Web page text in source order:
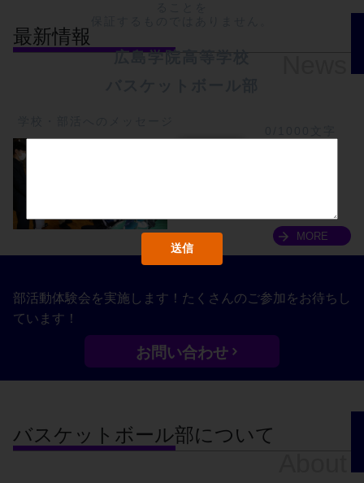
広島学院高等学校
最新情報
MORE
部活動体験会を実施します！たくさんのご参加をお待ちし
ています！
お問い合わせ
バスケットボール部について